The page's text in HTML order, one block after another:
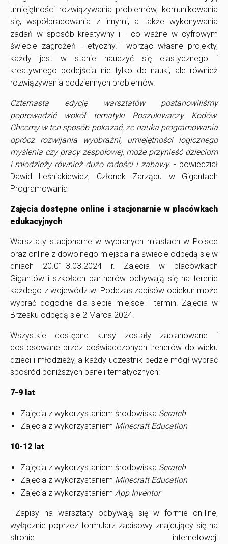
umiejętności rozwiązywania problemów, komunikowania
się, współpracowania z innymi, a także wykonywania
zadań w sposób kreatywny i - co ważne w cyfrowym
świecie zagrożeń - etyczny. Tworząc własne projekty,
każdy jest w stanie nauczyć się elastycznego i
kreatywnego podejścia nie tylko do nauki, ale również
rozwiązywania codziennych problemów.
Czternastą edycję warsztatów postanowiliśmy
poprowadzić wokół tematyki Poszukiwaczy Kodów.
Chcemy w ten sposób pokazać, że nauka programowania
oprócz rozwijania wyobraźni, umiejętności logicznego
myślenia czy pracy zespołowej, może przynieść dzieciom
i młodzieży również dużo radości i zabawy. - powiedział
Dawid Leśniakiewicz, Członek Zarządu w Gigantach
Programowania
Zajęcia dostępne online i stacjonarnie w placówkach
edukacyjnych
Warsztaty stacjonarne w wybranych miastach w Polsce
oraz online z dowolnego miejsca na świecie odbędą się w
dniach 20.01-3.03.2024 r. Zajęcia w placówkach
Gigantów i szkołach partnerów odbywają się na terenie
każdego z województw. Podczas zapisów opiekun może
wybrać dogodne dla siebie miejsce i termin. Zajęcia w
Brzesku odbędą sie 2 Marca 2024.
Wszystkie dostępne kursy zostały zaplanowane i
dostosowane przez doświadczonych trenerów do wieku
dzieci i młodzieży, a każdy uczestnik będzie mógł wybrać
spośród poniższych paneli tematycznych:
7-9 lat
Zajęcia z wykorzystaniem środowiska Scratch
Zajęcia z wykorzystaniem Minecraft Education
10-12 lat
Zajęcia z wykorzystaniem środowiska Scratch
Zajęcia z wykorzystaniem Minecraft Education
Zajęcia z wykorzystaniem App Inventor
Zapisy na warsztaty odbywają się w formie on-line,
wyłącznie poprzez formularz zapisowy znajdujący się na
stronie internetowej: